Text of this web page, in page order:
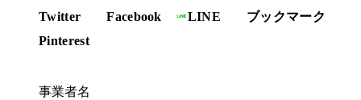
Twitter Facebook LINE
ブックマーク
Pinterest
事業者名